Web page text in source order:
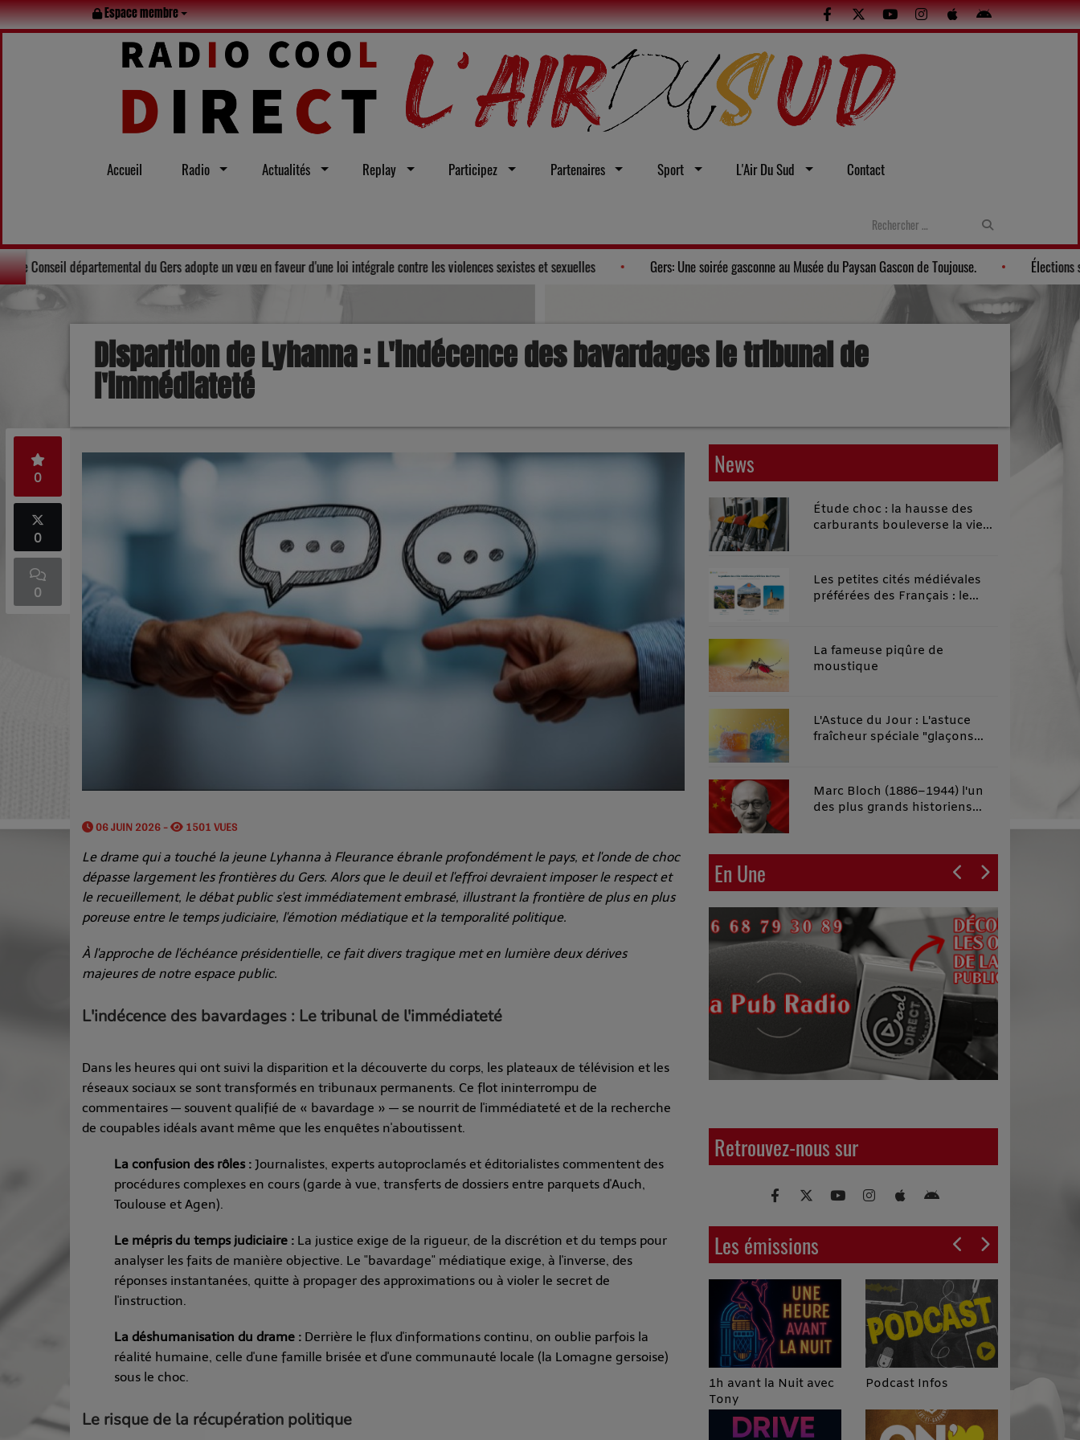
Espace membre
Accueil Radio Actualités Replay Participez Partenaires Sport L'Air Du Sud Contact
l’été Solidarité : Le Conseil départemental du Gers adopte un vœu en faveur d'une loi intégrale contre les violences sexistes et sexuelles Gers: Une soirée gasconne au Musée du Paysan Gascon de
Disparition de Lyhanna : L'indécence des bavardages le tribunal de
l'immédiateté
0
0
0
06 JUIN 2026 - 1501 VUES
Le drame qui a touché la jeune Lyhanna à Fleurance ébranle profondément le pays, et l'onde de choc
dépasse largement les frontières du Gers. Alors que le deuil et l'effroi devraient imposer le respect et
le recueillement, le débat public s'est immédiatement embrasé, illustrant la frontière de plus en plus
poreuse entre le temps judiciaire, l'émotion médiatique et la temporalité politique.
À l'approche de l'échéance présidentielle, ce fait divers tragique met en lumière deux dérives
majeures de notre espace public.
L'indécence des bavardages : Le tribunal de l'immédiateté
Dans les heures qui ont suivi la disparition et la découverte du corps, les plateaux de télévision et les
réseaux sociaux se sont transformés en tribunaux permanents. Ce flot ininterrompu de
commentaires — souvent qualifié de « bavardage » — se nourrit de l'immédiateté et de la recherche
de coupables idéals avant même que les enquêtes n'aboutissent.
La confusion des rôles : Journalistes, experts autoproclamés et éditorialistes commentent des
procédures complexes en cours (garde à vue, transferts de dossiers entre parquets d'Auch,
Toulouse et Agen).
Le mépris du temps judiciaire : La justice exige de la rigueur, de la discrétion et du temps pour
analyser les faits de manière objective. Le "bavardage" médiatique exige, à l'inverse, des
réponses instantanées, quitte à propager des approximations ou à violer le secret de
l'instruction.
La déshumanisation du drame : Derrière le flux d'informations continu, on oublie parfois la
réalité humaine, celle d'une famille brisée et d'une communauté locale (la Lomagne gersoise)
sous le choc.
Le risque de la récupération politique
News
Étude choc : la hausse des
carburants bouleverse la vie
Les petites cités médiévales
préférées des Français : le
La fameuse piqûre de
moustique
L'Astuce du Jour : L'astuce
fraîcheur spéciale "glaçons
Marc Bloch (1886–1944) l'un
des plus grands historiens
En Une
Retrouvez-nous sur
Les émissions
1h avant la Nuit avec
Tony
Podcast Infos